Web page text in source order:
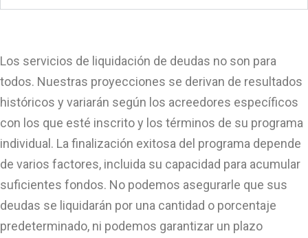
Los servicios de liquidación de deudas no son para
todos. Nuestras proyecciones se derivan de resultados
históricos y variarán según los acreedores específicos
con los que esté inscrito y los términos de su programa
individual. La finalización exitosa del programa depende
de varios factores, incluida su capacidad para acumular
suficientes fondos. No podemos asegurarle que sus
deudas se liquidarán por una cantidad o porcentaje
predeterminado, ni podemos garantizar un plazo